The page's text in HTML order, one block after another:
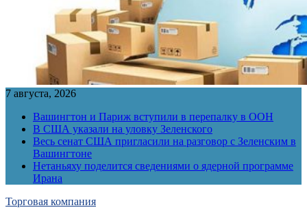
7 августа, 2026
Вашингтон и Париж вступили в перепалку в ООН
В США указали на уловку Зеленского
Весь сенат США пригласили на разговор с Зеленским в
Вашингтоне
Нетаньяху поделится сведениями о ядерной программе
Ирана
Торговая компания